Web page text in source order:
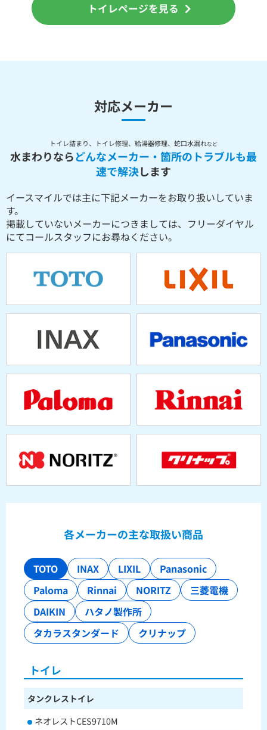
トイレページを見る
対応メーカー
トイレ詰まり、トイレ修理、給湯器修理、蛇口水漏れなど
水まわりならどんなメーカー・箇所のトラブルも最
速で解決します
イースマイルでは主に下記メーカーをお取り扱いしていま
す。
掲載していないメーカーにつきましては、フリーダイヤル
にてコールスタッフにお尋ねください。
各メーカーの主な取扱い商品
TOTO INAX LIXIL
Panasonic
Paloma
Rinnai NORITZ
三菱電機
DAIKIN
ハタノ製作所
タカラスタンダード
クリナップ
トイレ
タンクレストイレ
ネオレストCES9710M